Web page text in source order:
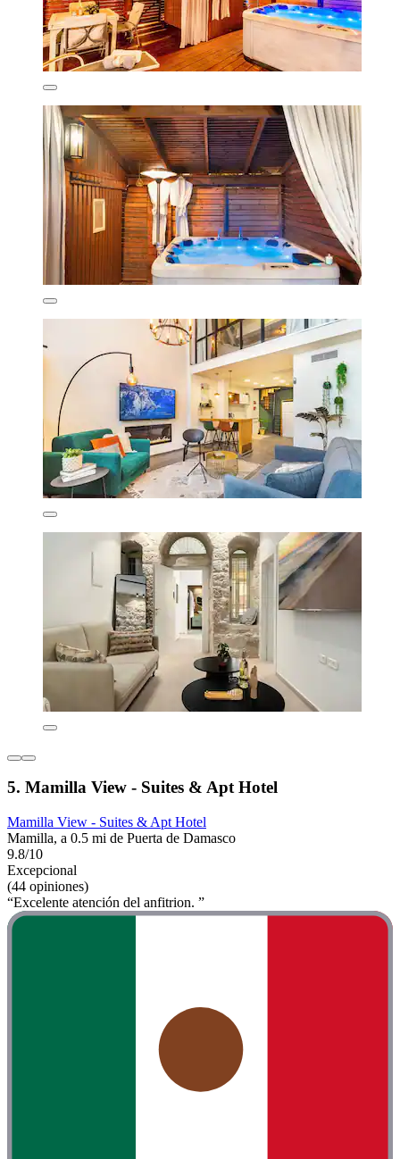
5. Mamilla View - Suites & Apt Hotel
Mamilla View - Suites & Apt Hotel
Mamilla, a 0.5 mi de Puerta de Damasco
9.8/10
Excepcional
(44 opiniones)
“Excelente atención del anfitrion. ”